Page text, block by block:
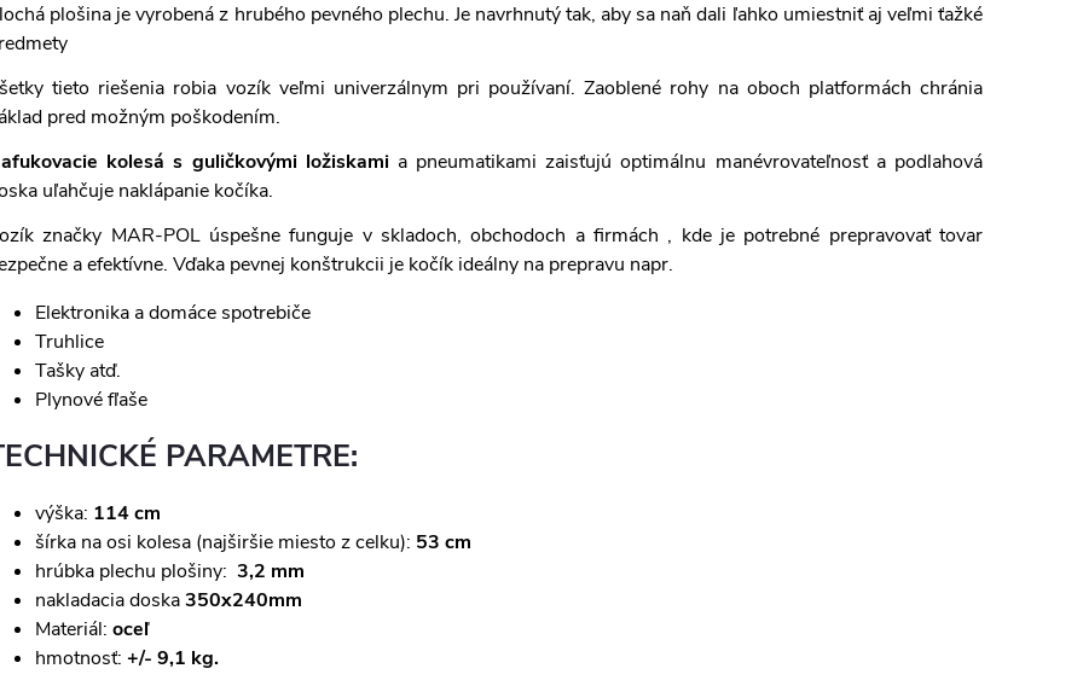
plošina je vyrobená z hrubého pevného plechu. Je navrhnutý tak, aby sa naň dali ľahko umiestniť aj veľmi ťažké
tieto riešenia robia vozík veľmi univerzálnym pri používaní. Zaoblené rohy na oboch platformách chránia
pred možným poškodením.
kolesá s guličkovými ložiskami a pneumatikami zaisťujú optimálnu manévrovateľnosť a podlahová
uľahčuje naklápanie kočíka.
značky MAR-POL úspešnefunguje v skladoch, obchodoch a firmách , kde je potrebné prepravovať tovar
a efektívne. Vďaka pevnej konštrukcii je kočík ideálny na prepravu napr.
Elektronika a domáce spotrebiče
Truhlice
Tašky atď.
Plynové fľaše
PARAMETRE:
výška: 114 cm
šírka na osi kolesa (najširšie miesto z celku): 53 cm
hrúbka plechu plošiny: 3,2 mm
nakladacia doska350x240mm
Materiál: oceľ
hmotnosť: +/- 9,1 kg.